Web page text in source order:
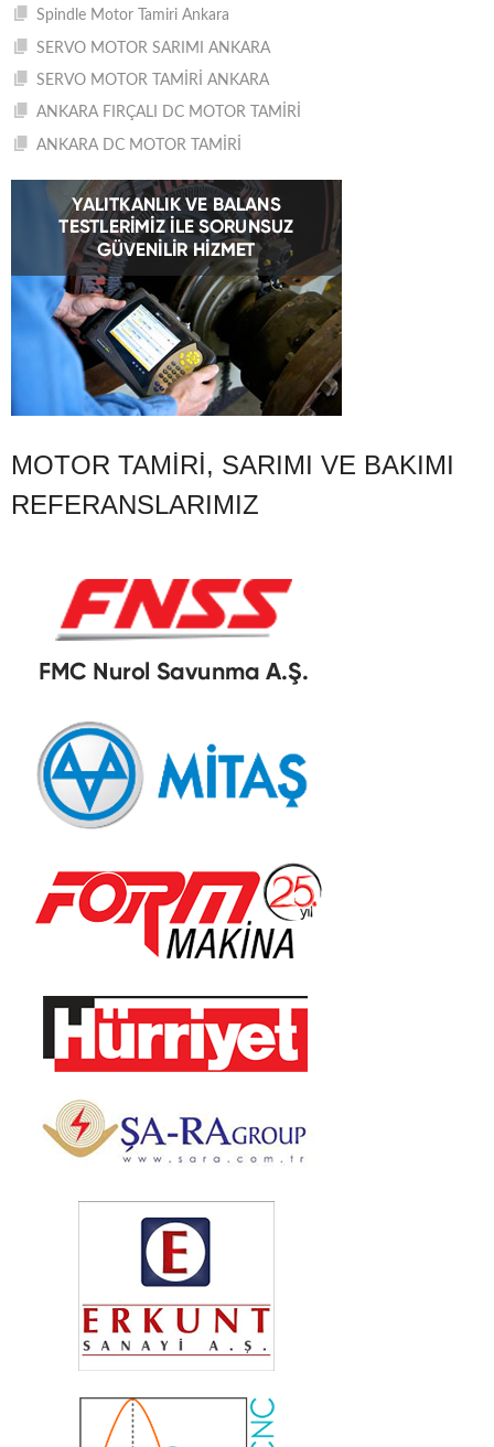
Spindle Motor Tamiri Ankara
SERVO MOTOR SARIMI ANKARA
SERVO MOTOR TAMİRİ ANKARA
ANKARA FIRÇALI DC MOTOR TAMİRİ
ANKARA DC MOTOR TAMİRİ
MOTOR TAMIRI, SARIMI VE BAKIMI
REFERANSLARIMIZ